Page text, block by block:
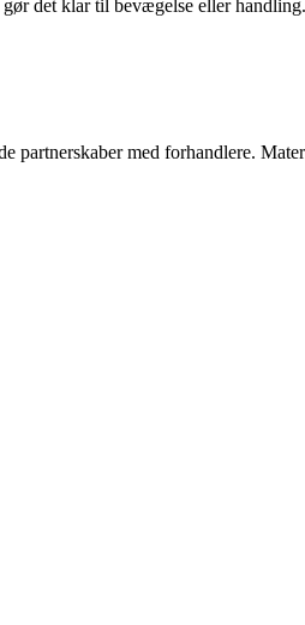
det klar til bevægelse eller
med forhandlere.